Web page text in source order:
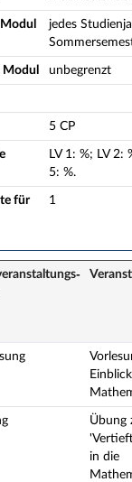
jedes
unbegrenzt
5 CP
LV 1: %; LV 2:
5: %.
für
1
Übung
in die